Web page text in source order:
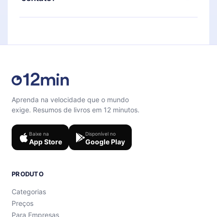
também se desafiar com um quiz de perguntas
Sinta-se livre para entrar em contato por
Aprenda na velocidade que o mundo
exige. Resumos de livros em 12 minutos.
Baixe na
App Store
Disponível no
Google Play
PRODUTO
Categorias
Preços
Para Empresas